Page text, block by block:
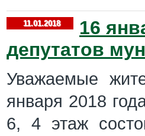
11.01.2018
16
депутатов
Уважаемые
января 2018
6, 4 этаж